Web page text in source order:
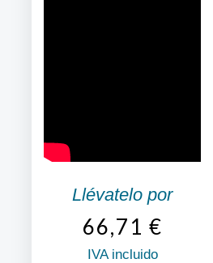
Llévatelo por
66,71 €
IVA incluido